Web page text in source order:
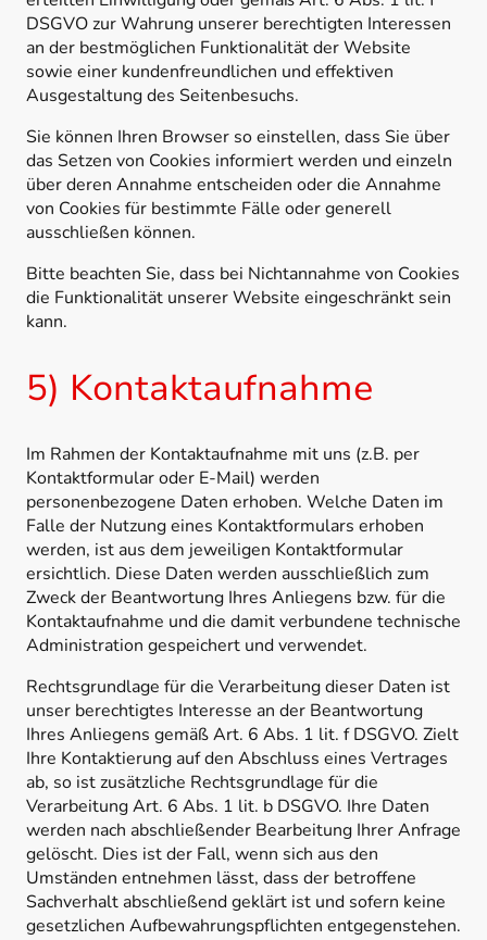
DSGVO zur Wahrung unserer berechtigten Interessen
an der bestmöglichen Funktionalität der Website
sowie einer kundenfreundlichen und effektiven
Ausgestaltung des Seitenbesuchs.
Sie können Ihren Browser so einstellen, dass Sie über
das Setzen von Cookies informiert werden und einzeln
über deren Annahme entscheiden oder die Annahme
von Cookies für bestimmte Fälle oder generell
ausschließen können.
Bitte beachten Sie, dass bei Nichtannahme von Cookies
die Funktionalität unserer Website eingeschränkt sein
kann.
5) Kontaktaufnahme
Im Rahmen der Kontaktaufnahme mit uns (z.B. per
Kontaktformular oder E-Mail) werden
personenbezogene Daten erhoben. Welche Daten im
Falle der Nutzung eines Kontaktformulars erhoben
werden, ist aus dem jeweiligen Kontaktformular
ersichtlich. Diese Daten werden ausschließlich zum
Zweck der Beantwortung Ihres Anliegens bzw. für die
Kontaktaufnahme und die damit verbundene technische
Administration gespeichert und verwendet.
Rechtsgrundlage für die Verarbeitung dieser Daten ist
unser berechtigtes Interesse an der Beantwortung
Ihres Anliegens gemäß Art. 6 Abs. 1 lit. f DSGVO. Zielt
Ihre Kontaktierung auf den Abschluss eines Vertrages
ab, so ist zusätzliche Rechtsgrundlage für die
Verarbeitung Art. 6 Abs. 1 lit. b DSGVO. Ihre Daten
werden nach abschließender Bearbeitung Ihrer Anfrage
gelöscht. Dies ist der Fall, wenn sich aus den
Umständen entnehmen lässt, dass der betroffene
Sachverhalt abschließend geklärt ist und sofern keine
gesetzlichen Aufbewahrungspflichten entgegenstehen.